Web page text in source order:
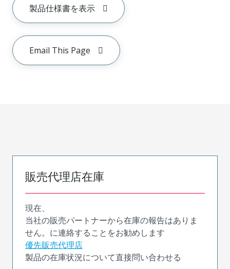
製品仕様書を表示
Email This Page
販売代理店在庫
現在、
当社の販売パートナーから在庫の報告はありま
せん。に連絡することをお勧めします
優先販売代理店
製品の在庫状況について直接問い合わせる